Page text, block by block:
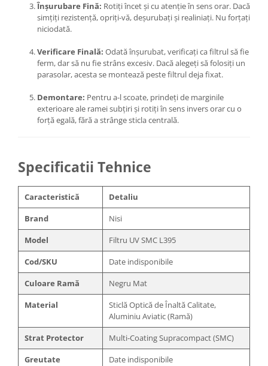
Înșurubare Fină: Rotiți încet și cu atenție în sens orar. Dacă
simțiți rezistență, opriți-vă, deșurubați și realiniați. Nu forțați
niciodată.
Verificare Finală: Odată înșurubat, verificați ca filtrul să fie
ferm, dar să nu fie strâns excesiv. Dacă alegeți să folosiți un
parasolar, acesta se montează peste filtrul deja fixat.
Demontare: Pentru a-l scoate, prindeți de marginile
exterioare ale ramei subțiri și rotiți în sens invers orar cu o
forță egală, fără a strânge sticla centrală.
Specificatii Tehnice
Caracteristică
Detaliu
Brand
Nisi
Model
Filtru UV SMC L395
Cod/SKU
Date indisponibile
Culoare Ramă
Negru Mat
Material
Sticlă Optică de Înaltă Calitate,
Aluminiu Aviatic (Ramă)
Strat Protector
Multi-Coating Supracompact (SMC)
Greutate
Date indisponibile